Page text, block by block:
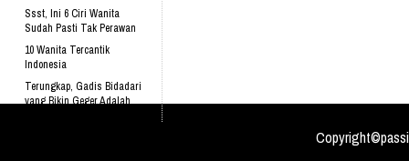
Ssst, Ini 6 Ciri Wanita
Sudah Pasti Tak Perawan
10 Wanita Tercantik
Indonesia
Terungkap, Gadis Bidadari
yang Bikin Geger Adalah